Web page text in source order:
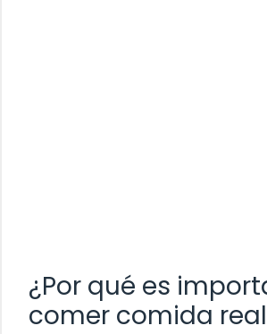
¿Por qué es
comer comida